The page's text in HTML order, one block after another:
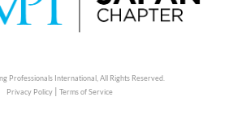
Professionals International, All Rights Reserved.
Privacy Policy |Terms of Service